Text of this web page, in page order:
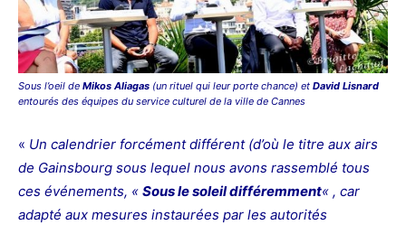
Sous l’oeil de Mikos Aliagas (un rituel qui leur porte chance) et David Lisnard
entourés des équipes du service culturel de la ville de Cannes
« Un calendrier forcément différent (d’où le titre aux airs
de Gainsbourg sous lequel nous avons rassemblé tous
ces événements, « Sous le soleil différemment« , car
adapté aux mesures instaurées par les autorités